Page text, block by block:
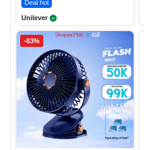
Deal hot
Unilever
-63%